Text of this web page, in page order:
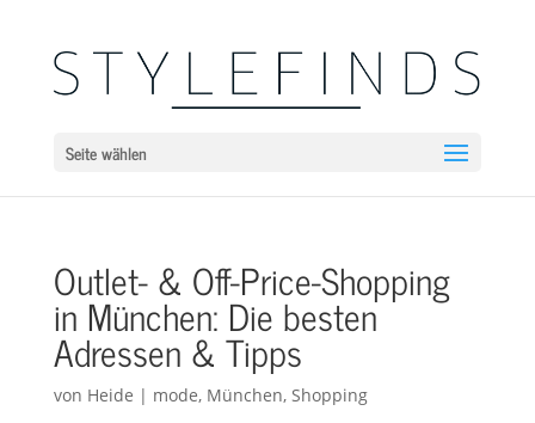
Seite wählen
Outlet- & Off-Price-Shopping
in München: Die besten
Adressen & Tipps
von Heide | mode, München, Shopping